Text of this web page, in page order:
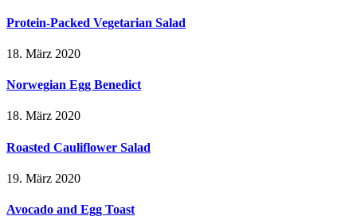
Protein-Packed Vegetarian Salad
18. März 2020
Norwegian Egg Benedict
18. März 2020
Roasted Cauliflower Salad
19. März 2020
Avocado and Egg Toast